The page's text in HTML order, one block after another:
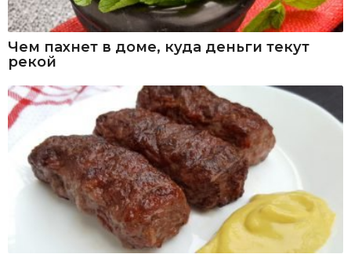
Чем пахнет в доме, куда деньги текут
рекой